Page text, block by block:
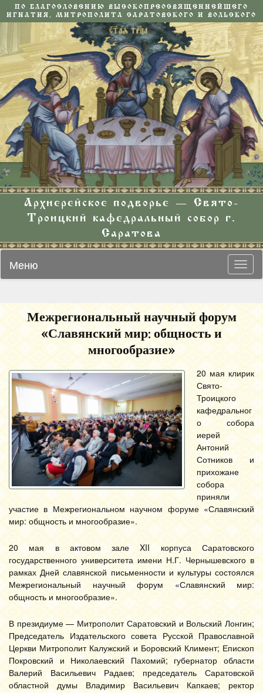
ПО БЛАГОСЛОВЕНИЮ ВЫСОКОПРЕОСВЯЩЕННЕЙШЕГО
ИГНАТИЯ, МИТРОПОЛИТА САРАТОВСКОГО И ВОЛЬСКОГО
Архиерейское подворье — Свято-
Троицкий кафедральный собор г.
Саратова
Меню
Межрегиональный научный форум
«Славянский мир: общность и
многообразие»
20 мая клирик
Свято-
Троицкого
кафедральног
о собора
иерей
Антоний
Сотников и
прихожане
собора
приняли
участие в Межрегиональном научном форуме «Славянский
мир: общность и многообразие».
20 мая в актовом зале XII корпуса Саратовского
государственного университета имени Н.Г. Чернышевского в
рамках Дней славянской письменности и культуры состоялся
Межрегиональный научный форум «Славянский мир:
общность и многообразие».
В президиуме — Митрополит Саратовский и Вольский Лонгин;
Председатель Издательского совета Русской Православной
Церкви Митрополит Калужский и Боровский Климент; Епископ
Покровский и Николаевский Пахомий; губернатор области
Валерий Васильевич Радаев; председатель Саратовской
областной думы Владимир Васильевич Капкаев; ректор